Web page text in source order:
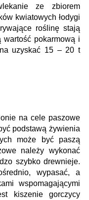
ze zbiorem
kwiatowych łodygi
roślinę stają
wartość pokarmową i
uzyskać 15 – 20 t
na cele paszowe
podstawą żywienia
może być paszą
należy wykonać
szybko drewnieje.
wypasać, a
wspomagającymi
kiszenie gorczycy